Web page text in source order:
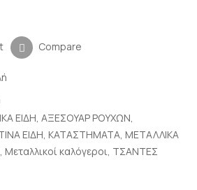
Compare
ΕΙΔΗ, ΑΞΕΣΟΥΑΡ ΡΟΥΧΩΝ,
ΕΙΔΗ, ΚΑΤΑΣΤΗΜΑΤΑ, ΜΕΤΑΛΛΙΚΑ
, Μεταλλικοί καλόγεροι, ΤΣΑΝΤΕΣ